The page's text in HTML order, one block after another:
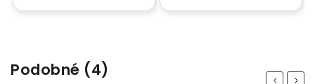
Podobné (4) Previous
Next